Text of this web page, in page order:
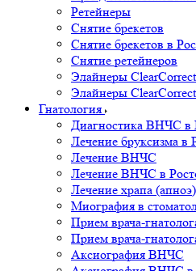
Ретейнеры
Снятие брекетов
Снятие брекетов в
Снятие ретейнеров
Элайнеры ClearCorrect
Элайнеры
Гнатология
Диагностика ВНЧС в
Лечение бруксизма в
Лечение ВНЧС
Лечение ВНЧС в
Лечение храпа
Миография в
Прием врача-
Прием врача-
Аксиография ВНЧС